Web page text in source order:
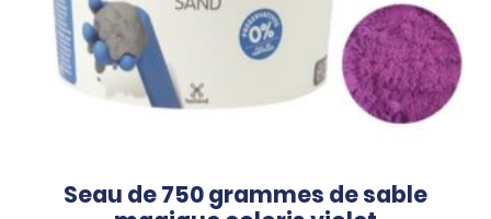
Seau de 750 grammes de sable